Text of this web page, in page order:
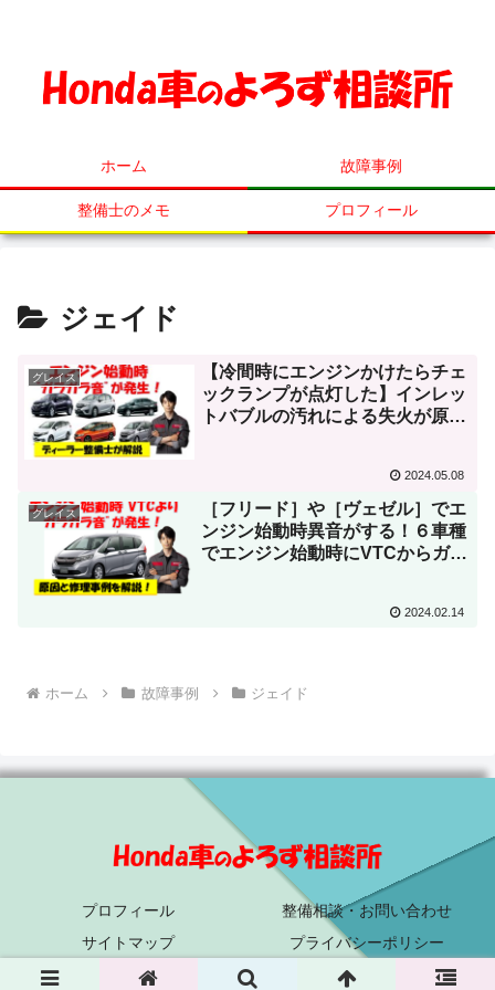
ホーム 故障事例
整備士のメモ プロフィール
ジェイド
グレイス
【冷間時にエンジンかけたらチェ
ックランプが点灯した】インレッ
トバブルの汚れによる失火が原
フィット、シャトル、VEZEL、
グレイス、フリード、ジェイドの
6車種が該当！
2024.05.08
グレイス
［フリード］や［ヴェゼル］でエ
ンジン始動時異音がする！６車種
でエンジン始動時にVTCからガラ
2024.02.14
ホーム 故障事例 ジェイド
プロフィール
整備相談・お問い合わせ
サイトマップ
プライバシーポリシー
© 2022 Honda車のよろず相談所.